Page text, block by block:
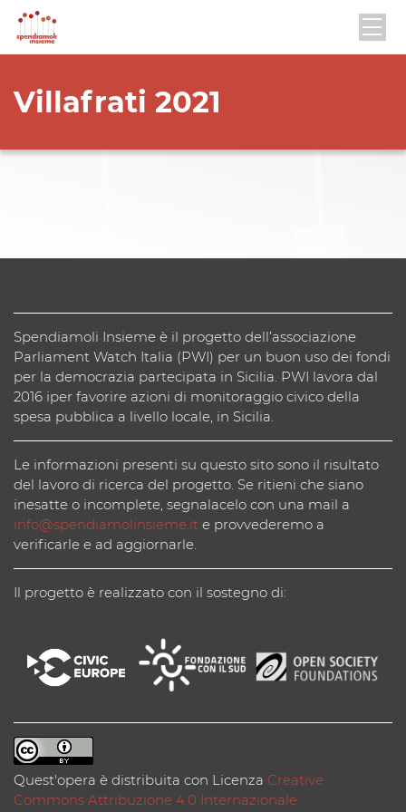
Villafrati 2021
Spendiamoli Insieme è il progetto dell’associazione
Parliament Watch Italia (PWI) per un buon uso dei fondi
per la democrazia partecipata in Sicilia. PWI lavora dal
2016 iper favorire azioni di monitoraggio civico della
spesa pubblica a livello locale, in Sicilia.
Le informazioni presenti su questo sito sono il risultato
del lavoro di ricerca del progetto. Se ritieni che siano
inesatte o incomplete, segnalacelo con una mail a
info@spendiamolinsieme.it e provvederemo a
verificarle e ad aggiornarle.
Il progetto è realizzato con il sostegno di:
Quest'opera è distribuita con Licenza Creative
Commons Attribuzione 4.0 Internazionale